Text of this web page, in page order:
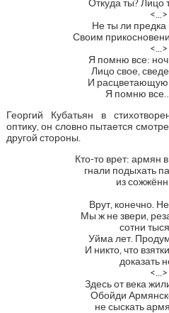
Откуда ты? Лицо
<...>
Не ты ли предка
Своим
<...>
Я помню все:
Лицо свое,
И расцветающую
Я помню все…
Георгий Кубатьян в
оптику, он словно пытается
другой стороны.
Кто-то врет: армян
гнали подыхать
из
Врут, конечно.
Мы ж не звери,
сотни
Уйма лет.
И никто, что
доказать
<...>
Здесь от века
Обойди
не сыскать